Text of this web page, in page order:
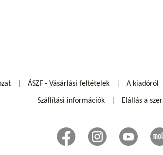
ÁSZF - Vásárlási feltételek A kiadóról
Szállítási információk Elállás a